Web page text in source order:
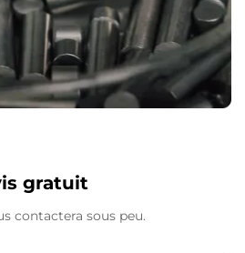
gratuit
contactera sous peu.